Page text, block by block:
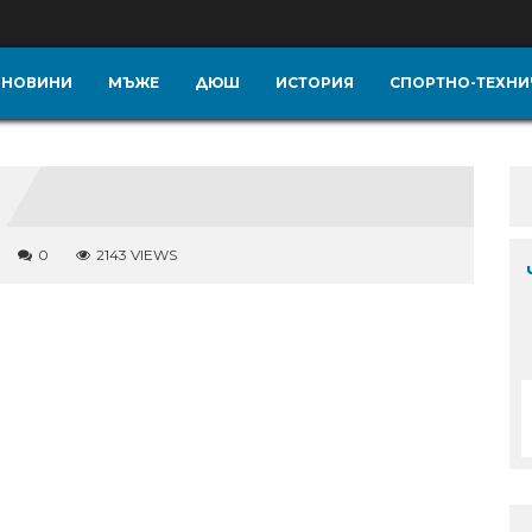
НОВИНИ МЪЖЕ ДЮШ ИСТОРИЯ СПОРТНО-
0 2143 VIEWS